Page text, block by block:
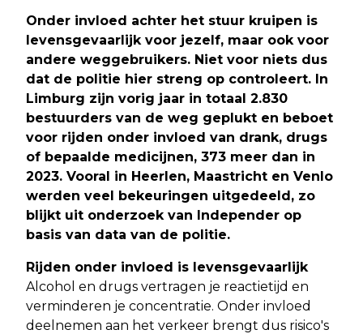
Onder invloed achter het stuur kruipen is
levensgevaarlijk voor jezelf, maar ook voor
andere weggebruikers. Niet voor niets dus
dat de politie hier streng op controleert. In
Limburg zijn vorig jaar in totaal 2.830
bestuurders van de weg geplukt en beboet
voor rijden onder invloed van drank, drugs
of bepaalde medicijnen, 373 meer dan in
2023. Vooral in Heerlen, Maastricht en Venlo
werden veel bekeuringen uitgedeeld, zo
blijkt uit onderzoek van Independer op
basis van data van de politie.
Rijden onder invloed is levensgevaarlijk
Alcohol en drugs vertragen je reactietijd en
verminderen je concentratie. Onder invloed
deelnemen aan het verkeer brengt dus risico's